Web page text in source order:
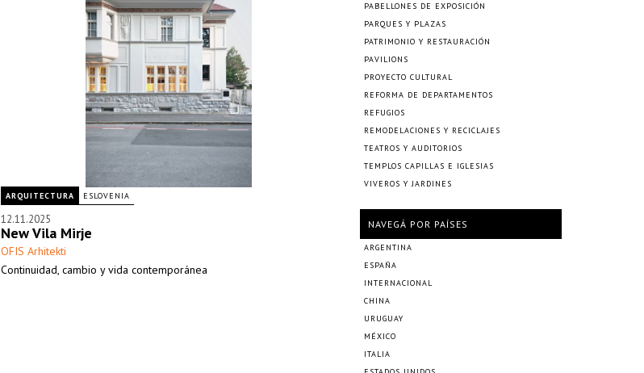
ARQUITECTURA ESLOVENIA
12.11.2025
New Vila Mirje
OFIS Arhitekti
Continuidad, cambio y vida contemporánea
PABELLONES DE EXPOSICIÓN
PARQUES Y PLAZAS
PATRIMONIO Y RESTAURACIÓN
PAVILIONS
PROYECTO CULTURAL
REFORMA DE DEPARTAMENTOS
REFUGIOS
REMODELACIONES Y RECICLAJES
TEATROS Y AUDITORIOS
TEMPLOS CAPILLAS E IGLESIAS
VIVEROS Y JARDINES
NAVEGÁ POR PAÍSES
ARGENTINA
ESPAÑA
INTERNACIONAL
CHINA
URUGUAY
MÉXICO
ITALIA